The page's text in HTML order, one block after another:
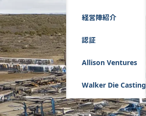
経営陣紹介
認証
Allison Ventures
Walker Die Casting